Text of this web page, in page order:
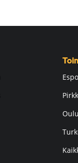
Oulu